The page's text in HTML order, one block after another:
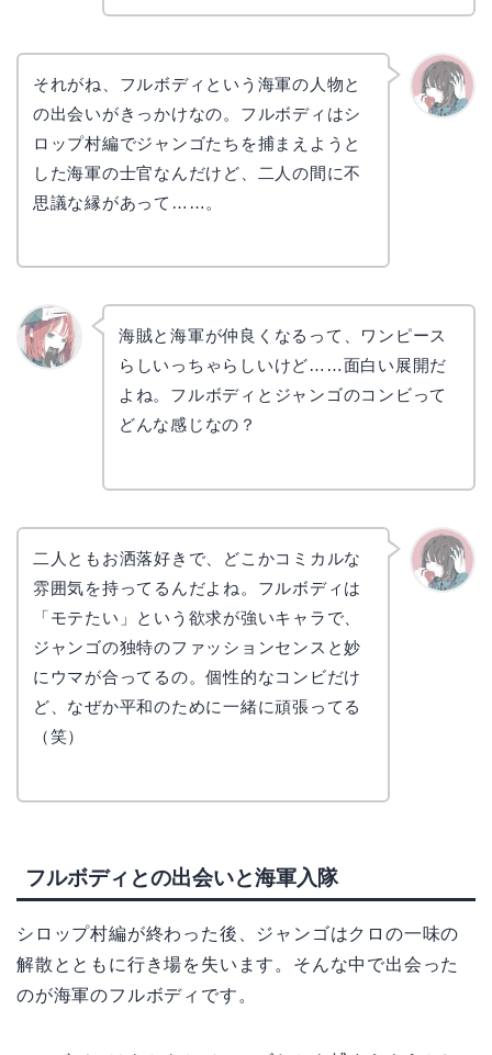
それがね、フルボディという海軍の人物と
の出会いがきっかけなの。フルボディはシ
ロップ村編でジャンゴたちを捕まえようと
した海軍の士官なんだけど、二人の間に不
思議な縁があって……。
海賊と海軍が仲良くなるって、ワンピース
らしいっちゃらしいけど……面白い展開だ
よね。フルボディとジャンゴのコンビって
どんな感じなの？
二人ともお洒落好きで、どこかコミカルな
雰囲気を持ってるんだよね。フルボディは
「モテたい」という欲求が強いキャラで、
ジャンゴの独特のファッションセンスと妙
にウマが合ってるの。個性的なコンビだけ
ど、なぜか平和のために一緒に頑張ってる
（笑）
フルボディとの出会いと海軍入隊
シロップ村編が終わった後、ジャンゴはクロの一味の
解散とともに行き場を失います。そんな中で出会った
のが海軍のフルボディです。